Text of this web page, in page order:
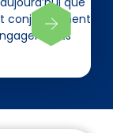
conjointement